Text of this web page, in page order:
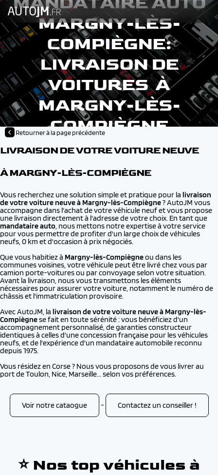
MARGNY-LÈS-
COMPIÈGNE:
LIVRAISON DE
VOITURES À
MARGNY-LÈS-
COMPIÈGNE
Retourner à la page précédente
LIVRAISON DE VOTRE VOITURE NEUVE
À MARGNY-LÈS-COMPIÈGNE
Vous recherchez une solution simple et pratique pour la livraison
de votre voiture neuve à Margny-lès-Compiègne? AutoJM vous
accompagne dans l'achat de votre véhicule neuf et vous propose
une livraison directement à l'adresse de votre choix. En tant que
mandataire auto, nous mettons notre expertise à votre service
pour vous permettre de profiter d'un large choix de véhicules
neufs, 0 km et d'occasion à prix négociés.
Que vous habitiez à Margny-lès-Compiègneou dans les
communes voisines, votre véhicule peut être livré chez vous par
camion porte-voitures ou par convoyage selon votre situation.
Avant la livraison, nous vous transmettons les éléments
nécessaires pour assurer votre voiture, notamment le numéro de
châssis et l'immatriculation provisoire.
Avec AutoJM, la livraison de votre voiture neuve à Margny-lès-
Compiègnese fait en toute sérénité : vous bénéficiez d'un
accompagnement personnalisé, de garanties constructeur
identiques à celles d'une concession française pour les véhicules
neufs, et de l'expérience d'un mandataire automobile reconnu
depuis 1975.
Vous résidez en Corse ? Nous vous proposons de vous livrer au
port de Toulon, Nice, Marseille... selon vos préférences.
Voir notre cataogue - Contactez un conseiller !
⭐ Nos top véhicules à